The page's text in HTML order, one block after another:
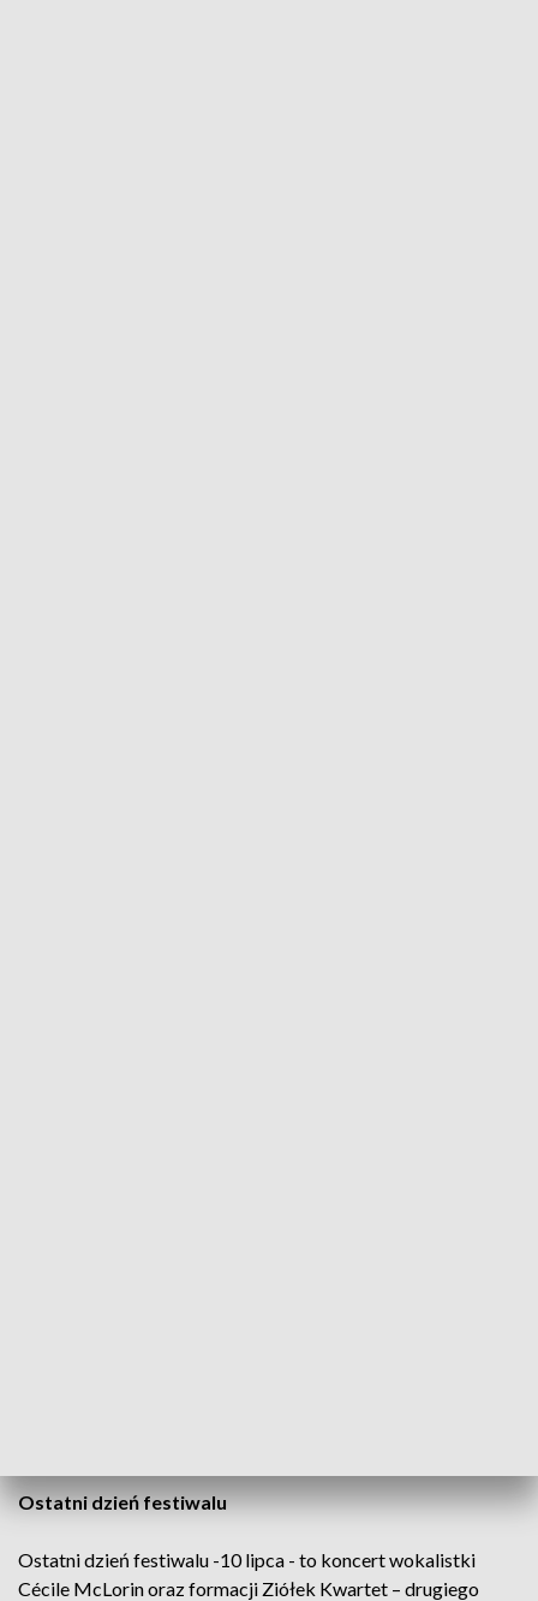
Ostatni dzień festiwalu
Ostatni dzień festiwalu -10 lipca - to koncert wokalistki
Cécile McLorin oraz formacji Ziółek Kwartet – drugiego